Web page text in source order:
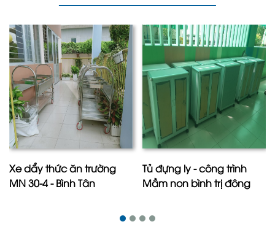
Xe dẩy thức ăn trường
MN 30-4 - Bình Tân
Tủ đựng ly - công trình
Mầm non bình trị đông